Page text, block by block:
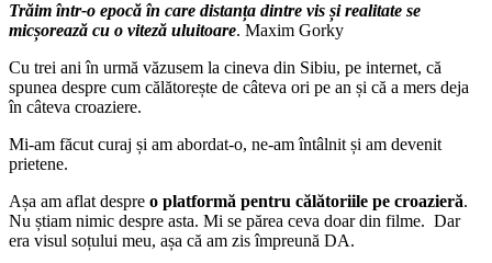
Trăim într-o epocă în care distanța dintre vis și realitate se
micșorează cu o viteză uluitoare. Maxim Gorky
Cu trei ani în urmă văzusem la cineva din Sibiu, pe internet, că
spunea despre cum călătorește de câteva ori pe an și că a mers deja
în câteva croaziere.
Mi-am făcut curaj și am abordat-o, ne-am întâlnit și am devenit
prietene.
Așa am aflat despre o platformă pentru călătoriile pe croazieră.
Nu știam nimic despre asta. Mi se părea ceva doar din filme. Dar
era visul soțului meu, așa că am zis împreună DA.